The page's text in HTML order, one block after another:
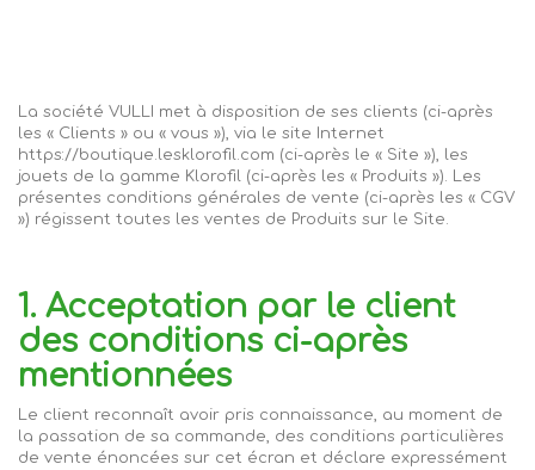
La société VULLI met à disposition de ses clients (ci-après
les « Clients » ou « vous »), via le site Internet
https://boutique.lesklorofil.com (ci-après le « Site »), les
jouets de la gamme Klorofil (ci-après les « Produits »). Les
présentes conditions générales de vente (ci-après les « CGV
») régissent toutes les ventes de Produits sur le Site.
1. Acceptation par le client
des conditions ci-après
mentionnées
Le client reconnaît avoir pris connaissance, au moment de
la passation de sa commande, des conditions particulières
de vente énoncées sur cet écran et déclare expressément